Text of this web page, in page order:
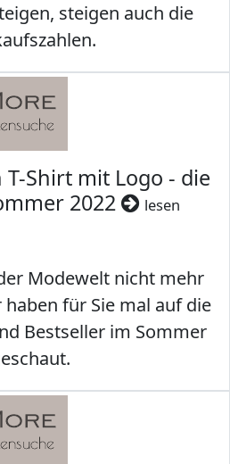
steigen auch die
Shirt mit Logo - die
2022
lesen
Modewelt nicht mehr
für Sie mal auf die
Bestseller im Sommer